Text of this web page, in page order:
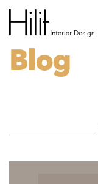
Blog